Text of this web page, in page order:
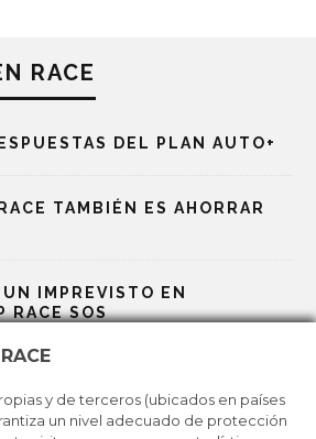
y de terceros (ubicados en países
un nivel adecuado de protección
RACE
DEL PLAN AUTO+
TAMBIÉN ES AHORRAR
IMPREVISTO EN
RACE SOS
TE ABARATAN LOS VIAJES